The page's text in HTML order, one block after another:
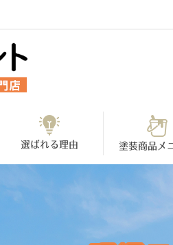
選ばれる理由 塗装商品メ